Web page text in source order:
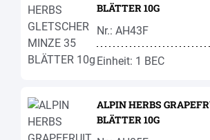
BLÄTTER 10G
Nr.: AH43F
Einheit: 1 BEC
ALPIN HERBS
BLÄTTER 10G